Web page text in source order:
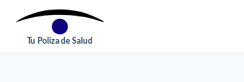
Tu Poliza de Salud